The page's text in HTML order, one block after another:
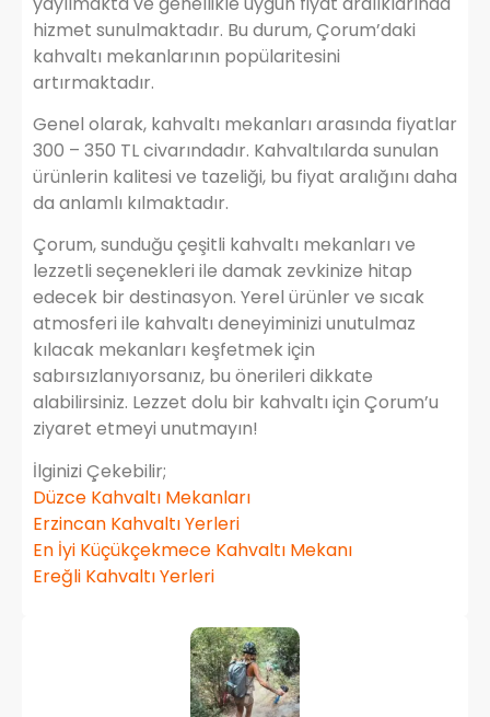
hizmet sunulmaktadır. Bu durum, Çorum’daki
kahvaltı mekanlarının popülaritesini
artırmaktadır.
Genel olarak, kahvaltı mekanları arasında fiyatlar
300 – 350 TL civarındadır. Kahvaltılarda sunulan
ürünlerin kalitesi ve tazeliği, bu fiyat aralığını daha
da anlamlı kılmaktadır.
Çorum, sunduğu çeşitli kahvaltı mekanları ve
lezzetli seçenekleri ile damak zevkinize hitap
edecek bir destinasyon. Yerel ürünler ve sıcak
atmosferi ile kahvaltı deneyiminizi unutulmaz
kılacak mekanları keşfetmek için
sabırsızlanıyorsanız, bu önerileri dikkate
alabilirsiniz. Lezzet dolu bir kahvaltı için Çorum’u
ziyaret etmeyi unutmayın!
İlginizi Çekebilir;
Düzce Kahvaltı Mekanları
Erzincan Kahvaltı Yerleri
En İyi Küçükçekmece Kahvaltı Mekanı
Ereğli Kahvaltı Yerleri